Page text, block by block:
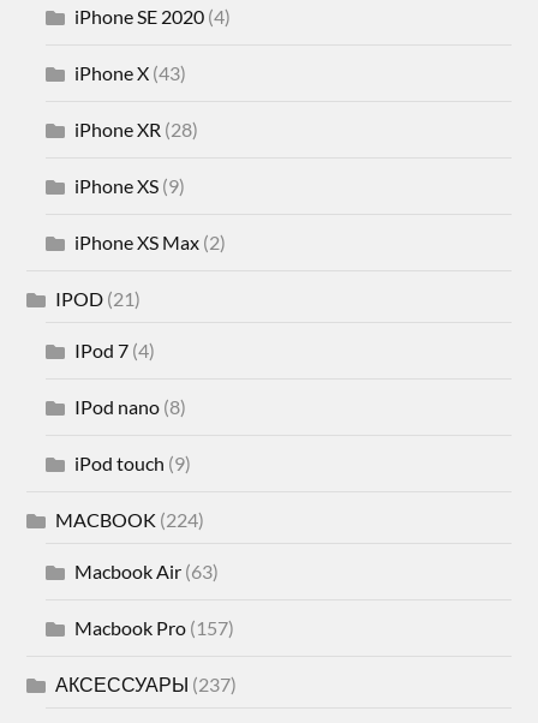
iPhone SE 2020 (4)
iPhone X (43)
iPhone XR (28)
iPhone XS (9)
iPhone XS Max (2)
IPOD (21)
IPod 7 (4)
IPod nano (8)
iPod touch (9)
MACBOOK (224)
Macbook Air (63)
Macbook Pro (157)
АКСЕССУАРЫ (237)